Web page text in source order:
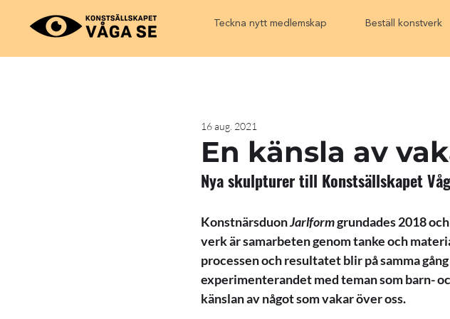
Teckna nytt medlemskap Beställ konstverk
En känsla av
16 aug. 2021
Nya skulpturer till Konstsällskapet
Konstnärsduon Jarlform grundades 2018
verk är samarbeten genom tanke och
processen och resultatet blir på samma
experimenterandet med teman som barn-
känslan av något som vakar över oss.